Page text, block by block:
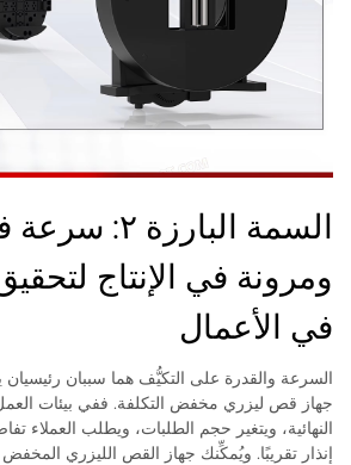
السمة البارزة
ومرونة في الإنتاج
في الأعمال
السرعة والقدرة على التكيُّف هما سببان رئيسيان
جهاز قص ليزري مخفض التكلفة. ففي بيئات العمل
النهائية، ويتغير حجم الطلبات، ويطلب
إنذار تقريبًا. ويُمكِّنك جهاز القص الليزري المخفض